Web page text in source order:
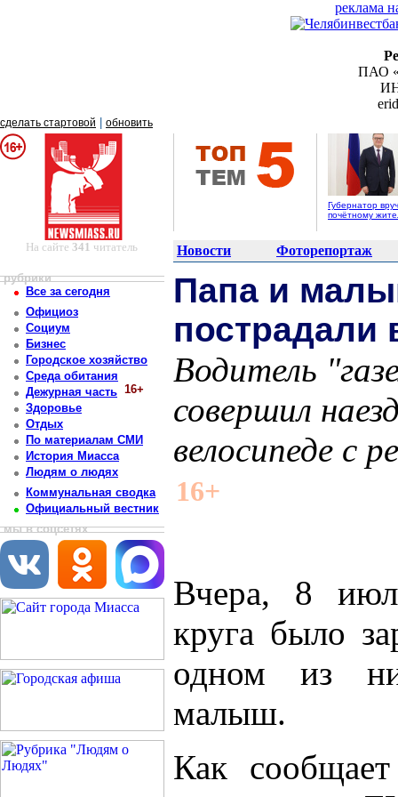
реклама
ПАО
сделать стартовой обновить
Губернатор
почётному
На сайте341 читатель Новости Фоторепортаж
рубрики
Все за сегодня
Официоз
Социум
Бизнес
Городское хозяйство
Среда обитания
Дежурная часть 16+
Здоровье
Отдых
По материалам СМИ
История Миасса
Людям о людях
Коммунальная сводка
Официальный вестник
мы в соцсетях
Папа и
пострадали
Водитель
совершил
велосипеде с
16+
Вчера, 8
круга было
одном из
малыш.
Как